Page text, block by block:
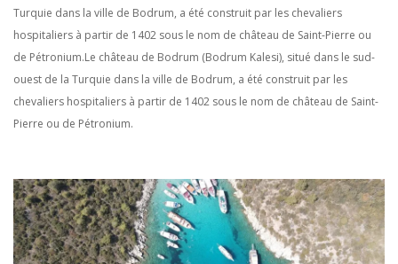
Turquie dans la ville de Bodrum, a été construit par les chevaliers
hospitaliers à partir de 1402 sous le nom de château de Saint-Pierre ou
de Pétronium.Le château de Bodrum (Bodrum Kalesi), situé dans le sud-
ouest de la Turquie dans la ville de Bodrum, a été construit par les
chevaliers hospitaliers à partir de 1402 sous le nom de château de Saint-
Pierre ou de Pétronium.